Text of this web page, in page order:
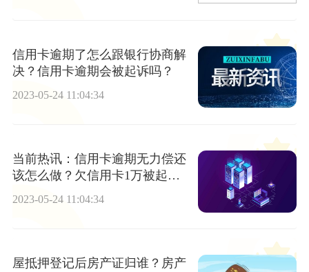
信用卡逾期了怎么跟银行协商解
决？信用卡逾期会被起诉吗？
2023-05-24 11:04:34
当前热讯：信用卡逾期无力偿还
该怎么做？欠信用卡1万被起诉
2023-05-24 11:04:34
屋抵押登记后房产证归谁？房产